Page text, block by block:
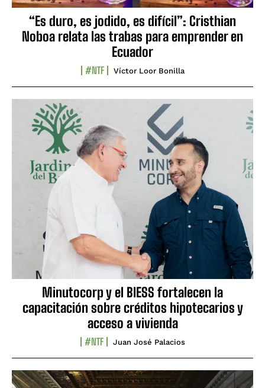
“Es duro, es jodido, es difícil”: Cristhian
Noboa relata las trabas para emprender en
Ecuador
#NTF Víctor Loor Bonilla
Minutocorp y el BIESS fortalecen la
capacitación sobre créditos hipotecarios y
acceso a vivienda
#NTF Juan José Palacios